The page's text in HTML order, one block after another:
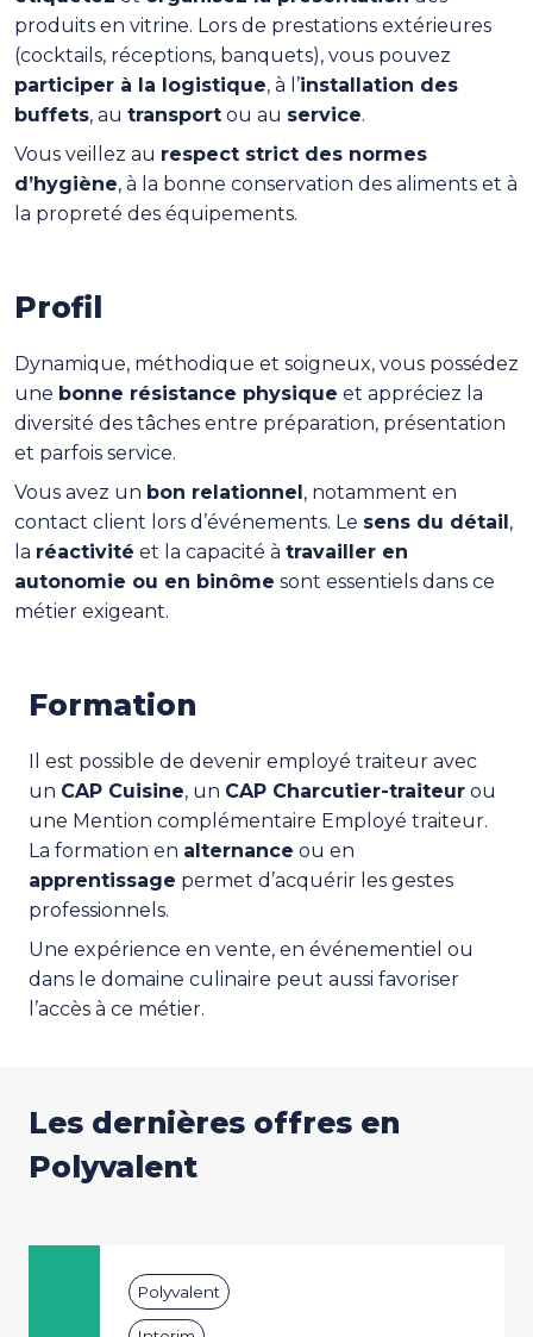
produits en vitrine. Lors de prestations extérieures
(cocktails, réceptions, banquets), vous pouvez
participer à la logistique, à l’installation des
buffets, au transport ou au service.
Vous veillez au respect strict des normes
d’hygiène, à la bonne conservation des aliments et à
la propreté des équipements.
Profil
Dynamique, méthodique et soigneux, vous possédez
une bonne résistance physique et appréciez la
diversité des tâches entre préparation, présentation
et parfois service.
Vous avez un bon relationnel, notamment en
contact client lors d’événements. Le sens du détail,
la réactivité et la capacité à travailler en
autonomie ou en binôme sont essentiels dans ce
métier exigeant.
Formation
Il est possible de devenir employé traiteur avec
un CAP Cuisine, un CAP Charcutier-traiteur ou
une Mention complémentaire Employé traiteur.
La formation en alternance ou en
apprentissage permet d’acquérir les gestes
professionnels.
Une expérience en vente, en événementiel ou
dans le domaine culinaire peut aussi favoriser
l’accès à ce métier.
Les dernières offres en
Polyvalent
Polyvalent